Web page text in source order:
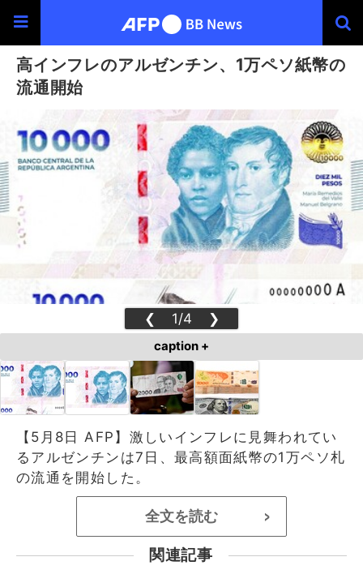
高インフレのアルゼンチン、1万ペソ紙幣の
流通開始
❮ 1/4 ❯
caption +
【5月8日 AFP】激しいインフレに見舞われてい
るアルゼンチンは7日、最高額面紙幣の1万ペソ札
の流通を開始した。
全文を読む >
関連記事